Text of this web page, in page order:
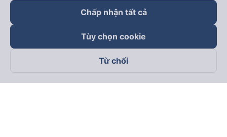
Theo dõi chúng tôi trên
Chấp nhận tất cả
Tùy chọn cookie
Từ chối